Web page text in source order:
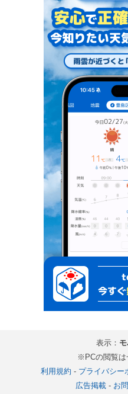
表示：
※PCの閲覧は
利用規約 - プライバシー
広告掲載- お